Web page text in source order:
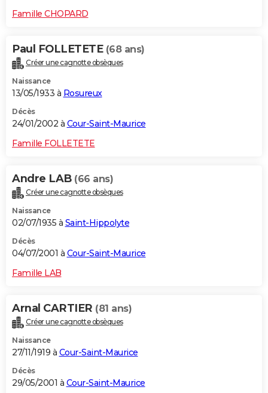
Famille CHOPARD
Paul FOLLETETE (68 ans)
Créer une cagnotte obsèques
Naissance
13/05/1933 à Rosureux
Décès
24/01/2002 à Cour-Saint-Maurice
Famille FOLLETETE
Andre LAB (66 ans)
Créer une cagnotte obsèques
Naissance
02/07/1935 à Saint-Hippolyte
Décès
04/07/2001 à Cour-Saint-Maurice
Famille LAB
Arnal CARTIER (81 ans)
Créer une cagnotte obsèques
Naissance
27/11/1919 à Cour-Saint-Maurice
Décès
29/05/2001 à Cour-Saint-Maurice